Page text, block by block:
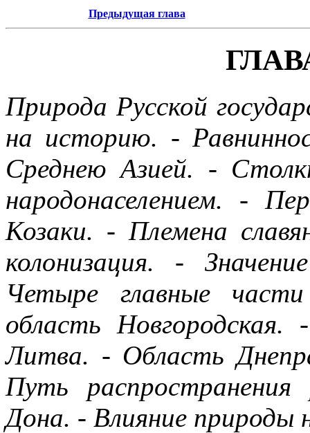
Предыдущая глава
Природа Русской
на историю. -
Среднею Азией. -
народонаселением. -
Козаки. - Племена
колонизация. -
Четыре главные
область
Литва. - Область
Путь распространения
Дона. - Влияние природы